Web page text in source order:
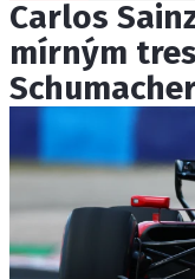
Carlos
mírným